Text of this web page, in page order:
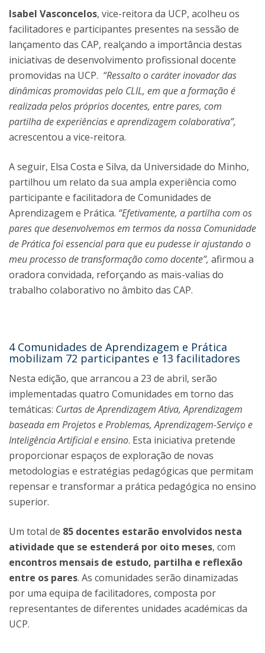
Isabel Vasconcelos, vice-reitora da UCP, acolheu os
facilitadores e participantes presentes na sessão de
lançamento das CAP, realçando a importância destas
iniciativas de desenvolvimento profissional docente
promovidas na UCP. “Ressalto o caráter inovador das
dinâmicas promovidas pelo CLIL, em que a formação é
realizada pelos próprios docentes, entre pares, com
partilha de experiências e aprendizagem colaborativa”,
acrescentou a vice-reitora.
A seguir, Elsa Costa e Silva, da Universidade do Minho,
partilhou um relato da sua ampla experiência como
participante e facilitadora de Comunidades de
Aprendizagem e Prática. “Efetivamente, a partilha com os
pares que desenvolvemos em termos da nossa Comunidade
de Prática foi essencial para que eu pudesse ir ajustando o
meu processo de transformação como docente”, afirmou a
oradora convidada, reforçando as mais-valias do
trabalho colaborativo no âmbito das CAP.
4 Comunidades de Aprendizagem e Prática
mobilizam 72 participantes e 13 facilitadores
Nesta edição, que arrancou a 23 de abril, serão
implementadas quatro Comunidades em torno das
temáticas: Curtas de Aprendizagem Ativa, Aprendizagem
baseada em Projetos e Problemas, Aprendizagem-Serviço e
Inteligência Artificial e ensino. Esta iniciativa pretende
proporcionar espaços de exploração de novas
metodologias e estratégias pedagógicas que permitam
repensar e transformar a prática pedagógica no ensino
superior.
Um total de 85 docentes estarão envolvidos nesta
atividade que se estenderá por oito meses, com
encontros mensais de estudo, partilha e reflexão
entre os pares. As comunidades serão dinamizadas
por uma equipa de facilitadores, composta por
representantes de diferentes unidades académicas da
UCP.